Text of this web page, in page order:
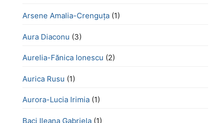
Arsene Amalia-Crenguța (1)
Aura Diaconu (3)
Aurelia-Fănica Ionescu (2)
Aurica Rusu (1)
Aurora-Lucia Irimia (1)
Baci Ileana Gabriela (1)